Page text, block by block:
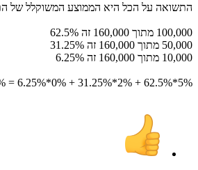
התשואה על הכל היא הממוצע המשוקלל של
100,000 מתוך 160,000 זה 62.5%
50,000 מתוך 160,000 זה 31.25%
10,000 מתוך 160,000 זה 6.25%
5%*62.5% + 2%*31.25% + 0%*6.25% = 3.75%